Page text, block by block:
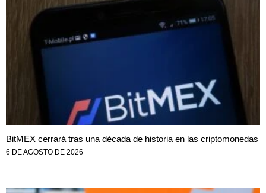
BitMEX cerrará tras una década de historia en las criptomonedas
6 DE AGOSTO DE 2026